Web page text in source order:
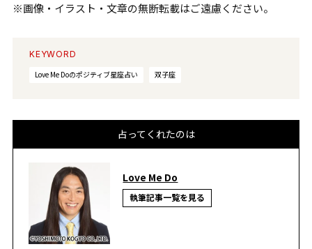
※画像・イラスト・文章の無断転載はご遠慮ください。
KEYWORD
Love Me Doのポジティブ星座占い
双子座
占ってくれたのは
Love Me Do
執筆記事一覧を見る